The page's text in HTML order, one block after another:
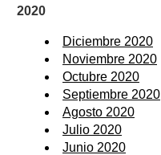
2020
Diciembre 2020
Noviembre 2020
Octubre 2020
Septiembre 2020
Agosto 2020
Julio 2020
Junio 2020